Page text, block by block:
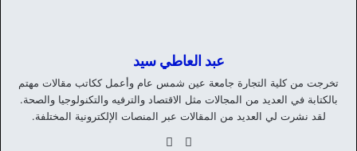
عبد العاطي سيد
تخرجت من كلية التجارة جامعة عين شمس عام وأعمل ككاتب مقالات مهتم
بالكتابة في العديد من المجالات مثل الاقتصاد والترفيه والتكنولوجيا والصحة.
لقد نشرت لي العديد من المقالات عبر المنصات الإلكترونية المختلفة.
موق